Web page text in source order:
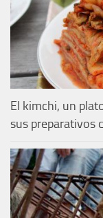
El kimchi, un
sus preparativos